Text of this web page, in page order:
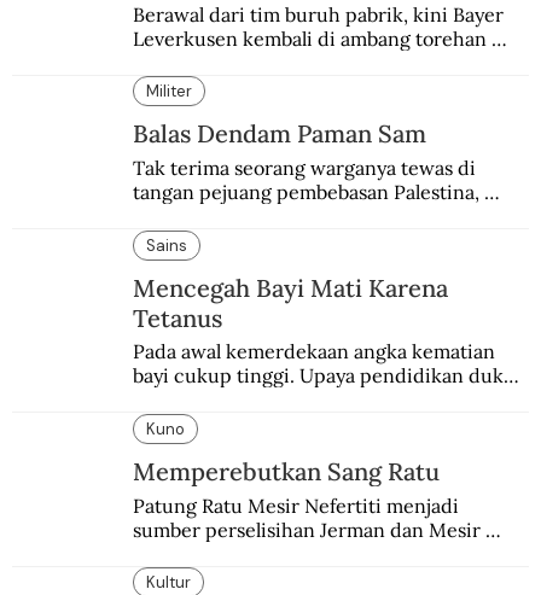
Berawal dari tim buruh pabrik, kini Bayer
Leverkusen kembali di ambang torehan
“Neverkusen”.
Militer
Balas Dendam Paman Sam
Tak terima seorang warganya tewas di
tangan pejuang pembebasan Palestina,
pembalasan.
Sains
Mencegah Bayi Mati Karena
Tetanus
Pada awal kemerdekaan angka kematian
bayi cukup tinggi. Upaya pendidikan dukun
Kuno
Memperebutkan Sang Ratu
Patung Ratu Mesir Nefertiti menjadi
sumber perselisihan Jerman dan Mesir
Kultur